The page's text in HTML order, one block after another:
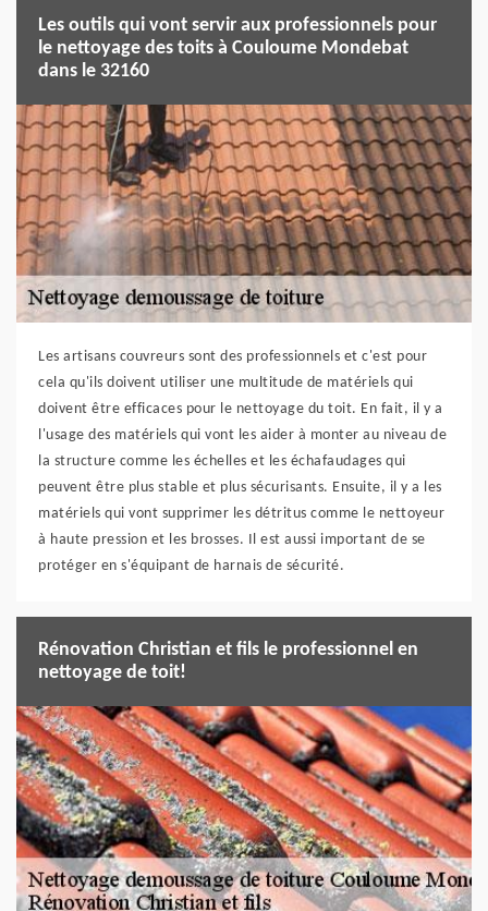
Les outils qui vont servir aux professionnels pour
le nettoyage des toits à Couloume Mondebat
dans le 32160
Les artisans couvreurs sont des professionnels et c'est pour
cela qu'ils doivent utiliser une multitude de matériels qui
doivent être efficaces pour le nettoyage du toit. En fait, il y a
l'usage des matériels qui vont les aider à monter au niveau de
la structure comme les échelles et les échafaudages qui
peuvent être plus stable et plus sécurisants. Ensuite, il y a les
matériels qui vont supprimer les détritus comme le nettoyeur
à haute pression et les brosses. Il est aussi important de se
protéger en s'équipant de harnais de sécurité.
Rénovation Christian et fils le professionnel en
nettoyage de toit!